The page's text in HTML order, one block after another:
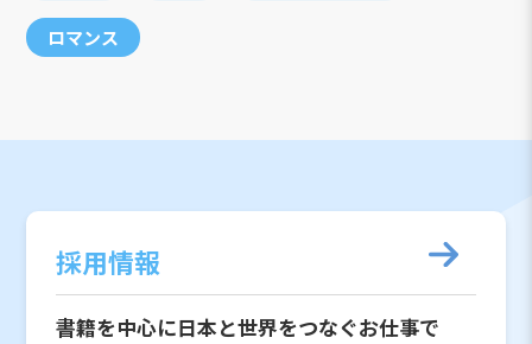
ロマンス
採用情報
書籍を中心に日本と世界をつなぐお仕事で